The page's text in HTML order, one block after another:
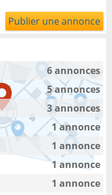
Publier une annonce
6 annonces
5 annonces
3 annonces
1 annonce
1 annonce
1 annonce
1 annonce